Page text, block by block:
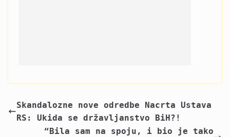
Skandalozne nove odredbe Nacrta Ustava
RS: Ukida se državljanstvo BiH?!
“Bila sam na spoju, i bio je tako